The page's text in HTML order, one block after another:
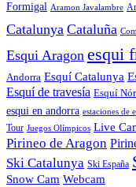
Formigal Aramon Javalambre
Catalunya Cataluña
Esqui Aragon esqui
Andorra Esquí Catalunya
Esquí de travesía Esquí
esqui en andorra estaciones de
Tour Juegos Olímpicos Live
Pirineo de Aragon
Ski Catalunya Ski España
Snow Cam Webcam